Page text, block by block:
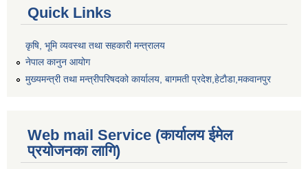
Quick Links
कृषि, भूमि व्यवस्था तथा सहकारी मन्त्रालय
नेपाल कानुन आयोग
मुख्यमन्त्री तथा मन्त्रीपरिषदको कार्यालय, बागमती प्रदेश,हेटाैडा,मकवानपुर
Web mail Service (कार्यालय ईमेल
प्रयोजनका लागि)